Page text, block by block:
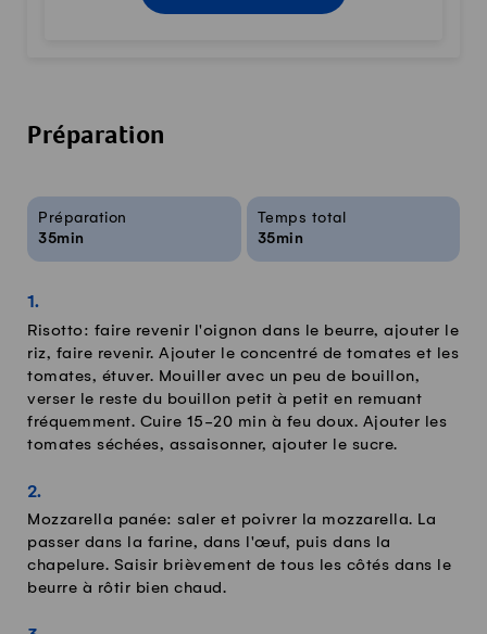
Préparation
Infos sur la recette
Préparation
35min
Temps total
35min
Risotto: faire revenir l'oignon dans le beurre, ajouter le
riz, faire revenir. Ajouter le concentré de tomates et les
tomates, étuver. Mouiller avec un peu de bouillon,
verser le reste du bouillon petit à petit en remuant
fréquemment. Cuire 15-20 min à feu doux. Ajouter les
tomates séchées, assaisonner, ajouter le sucre.
Mozzarella panée: saler et poivrer la mozzarella. La
passer dans la farine, dans l'œuf, puis dans la
chapelure. Saisir brièvement de tous les côtés dans le
beurre à rôtir bien chaud.